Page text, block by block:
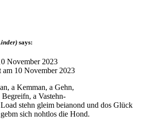
says:
November 2023
am 10 November 2023
a Kemman, a Gehn,
a Vastehn-
stehn gleim beianond und dos Glück
sich nohtlos die Hond.